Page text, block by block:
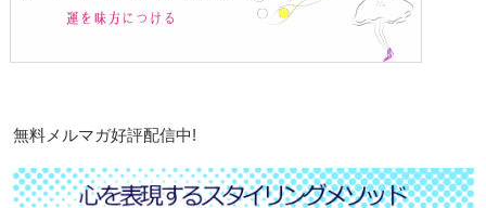
無料メルマガ好評配信中!